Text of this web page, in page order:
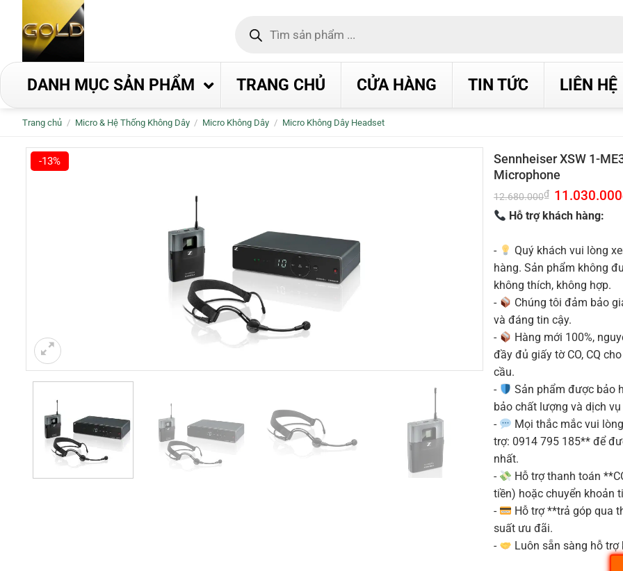
dung
kiếm
DANH MỤC SẢN PHẨM TRANG CHỦ CỬA HÀNG TIN TỨC LIÊN HỆ
Trang chủ / Micro & Hệ Thống Không Dây / Micro Không Dây / Micro Không Dây Headset
-13%
Sennheiser XSW 1-
Microphone
12.680.000₫ Giá
gốc
là:
12.680.000₫.
11.030.000
Hỗ trợ khách hàng:
-
Quý khách vui lòng
hàng. Sản phẩm không
không thích, không hợp.
-
Chúng tôi đảm bảo
và đáng tin cậy.
-
Hàng mới 100%,
đầy đủ giấy tờ CO, CQ
cầu.
-
Sản phẩm được bảo
bảo chất lượng và dịch
-
Mọi thắc mắc vui
trợ: 0914 795 185** để
nhất.
-
Hỗ trợ thanh toán
tiền) hoặc chuyển khoản
-
Hỗ trợ **trả góp qua
suất ưu đãi.
-
Luôn sẵn sàng hỗ